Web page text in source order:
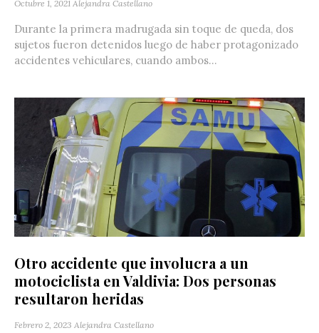
Octubre 1, 2021 Alejandra Castellano
Durante la primera madrugada sin toque de queda, dos
sujetos fueron detenidos luego de haber protagonizado
accidentes vehiculares, cuando ambos...
Otro accidente que involucra a un
motociclista en Valdivia: Dos personas
resultaron heridas
Febrero 2, 2023 Alejandra Castellano